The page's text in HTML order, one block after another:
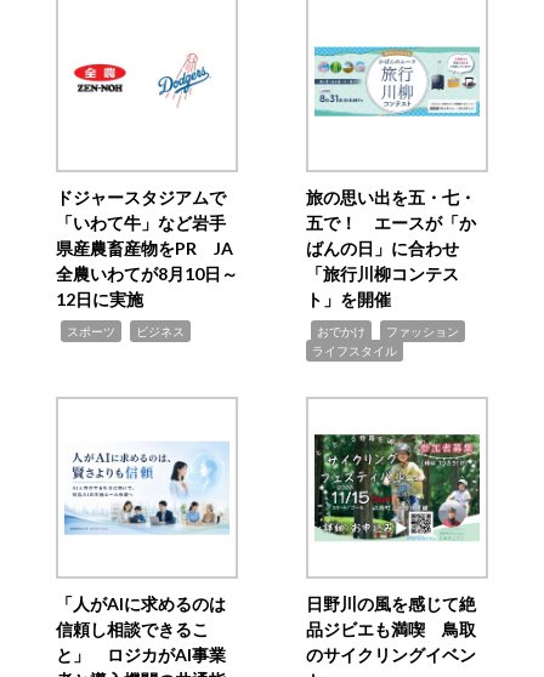
ドジャースタジアムで
「いわて牛」など岩手
県産農畜産物をPR JA
全農いわてが8月10日～
12日に実施
スポーツ ビジネス
旅の思い出を五・七・
五で！ エースが「か
ばんの日」に合わせ
「旅行川柳コンテス
ト」を開催
おでかけ ファッション
ライフスタイル
「人がAIに求めるのは
信頼し相談できるこ
と」 ロジカがAI事業
日野川の風を感じて絶
品ジビエも満喫 鳥取
のサイクリングイベン